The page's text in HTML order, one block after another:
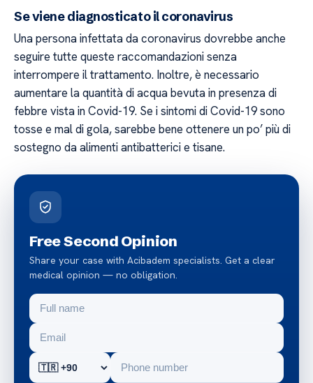
Se viene diagnosticato il coronavirus
Una persona infettata da coronavirus dovrebbe anche
seguire tutte queste raccomandazioni senza
interrompere il trattamento. Inoltre, è necessario
aumentare la quantità di acqua bevuta in presenza di
febbre vista in Covid-19. Se i sintomi di Covid-19 sono
tosse e mal di gola, sarebbe bene ottenere un po’ più di
sostegno da alimenti antibatterici e tisane.
Free Second Opinion
Share your case with Acibadem specialists. Get a clear
medical opinion — no obligation.